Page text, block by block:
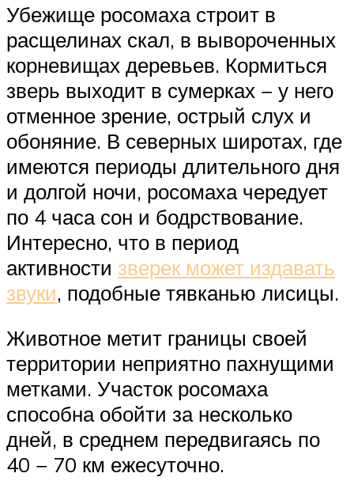
Убежище росомаха строит в
расщелинах скал, в вывороченных
корневищах деревьев. Кормиться
зверь выходит в сумерках − у него
отменное зрение, острый слух и
обоняние. В северных широтах, где
имеются периоды длительного дня
и долгой ночи, росомаха чередует
по 4 часа сон и бодрствование.
Интересно, что в период
активности зверек может издавать
звуки, подобные тявканью лисицы.
Животное метит границы своей
территории неприятно пахнущими
метками. Участок росомаха
способна обойти за несколько
дней, в среднем передвигаясь по
40 − 70 км ежесуточно.